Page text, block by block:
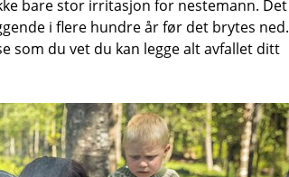
bare stor irritasjon for nestemann. Det
i flere hundre år før det brytes ned.
som du vet du kan legge alt avfallet ditt